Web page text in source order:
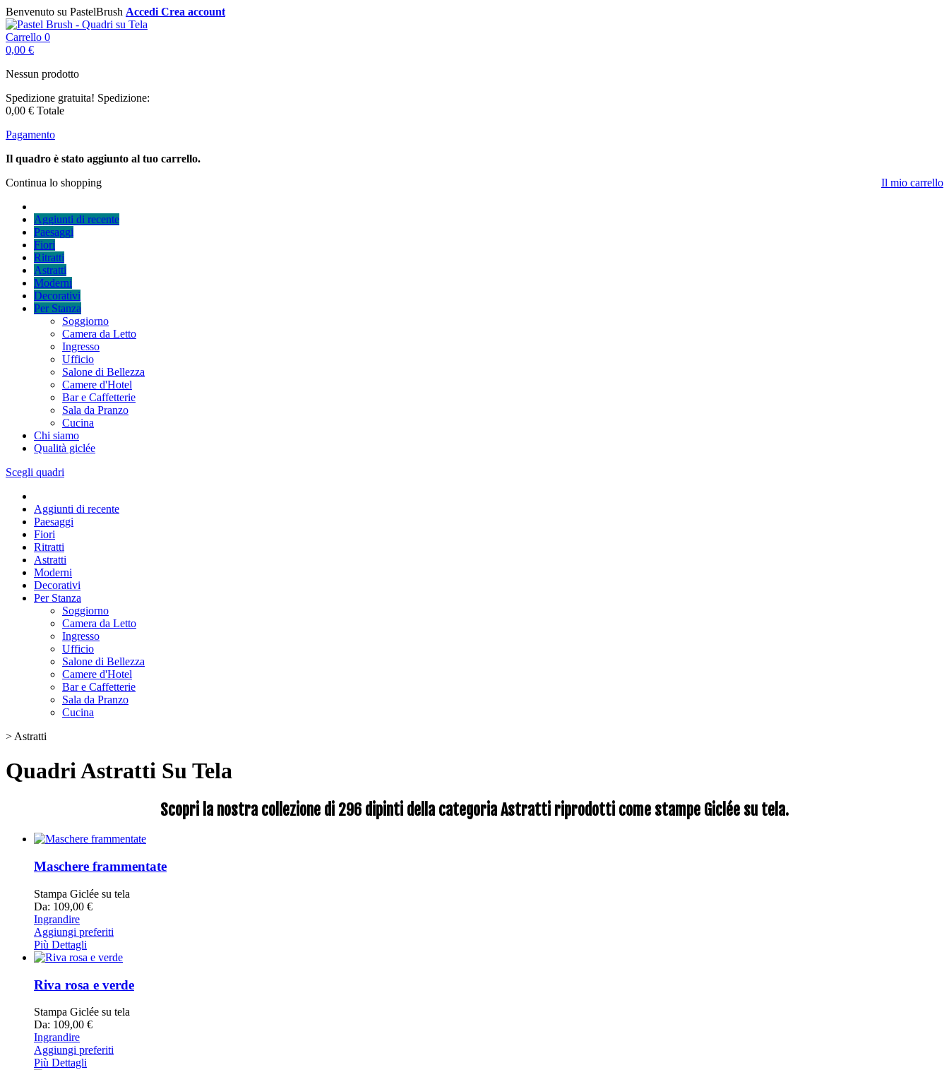
Benvenuto su PastelBrush Accedi Crea account
Carrello 0
0,00 €
Nessun prodotto
Spedizione gratuita! Spedizione:
0,00 € Totale
Pagamento
Il quadro è stato aggiunto al tuo carrello.
Continua lo shopping
Il mio carrello
Aggiunti di recente
Paesaggi
Fiori
Ritratti
Astratti
Moderni
Decorativi
Per Stanza
Soggiorno
Camera da Letto
Ingresso
Ufficio
Salone di Bellezza
Camere d'Hotel
Bar e Caffetterie
Sala da Pranzo
Cucina
Chi siamo
Qualità giclée
Scegli quadri
Aggiunti di recente
Paesaggi
Fiori
Ritratti
Astratti
Moderni
Decorativi
Per Stanza
Soggiorno
Camera da Letto
Ingresso
Ufficio
Salone di Bellezza
Camere d'Hotel
Bar e Caffetterie
Sala da Pranzo
Cucina
> Astratti
Quadri Astratti Su Tela
Scopri la nostra collezione di 296 dipinti della categoria Astratti riprodotti come stampe Giclée su tela.
Maschere frammentate
Stampa Giclée su tela
Da: 109,00 €
Ingrandire
Aggiungi preferiti
Più Dettagli
Riva rosa e verde
Stampa Giclée su tela
Da: 109,00 €
Ingrandire
Aggiungi preferiti
Più Dettagli